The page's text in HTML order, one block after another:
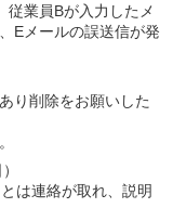
従業員Bが入力したメ
Eメールの誤送信が発
り削除をお願いした
は連絡が取れ、説明